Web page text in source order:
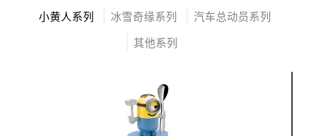
小黄人系列 冰雪奇缘系列
汽车总动员系列
其他系列